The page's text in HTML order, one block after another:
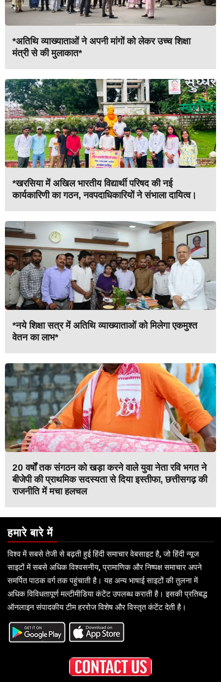
*अतिथि व्याख्याताओं ने अपनी मांगों को लेकर उच्च शिक्षा
मंत्री से की मुलाकात*
*खरसिया में अखिल भारतीय विद्यार्थी परिषद की नई
कार्यकारिणी का गठन, नवपदाधिकारियों ने संभाला दायित्व।
*नये शिक्षा सत्र में अतिथि व्याख्याताओं को मिलेगा एकमुश्त
वेतन का लाभ*
20 वर्षों तक संगठन को खड़ा करने वाले युवा नेता रवि भगत ने
बीजेपी की प्राथमिक सदस्यता से दिया इस्तीफा, छत्तीसगढ़ की
राजनीति में मचा हलचल
हमारे बारे में
विश्व में सबसे तेजी से बढ़ती हुई हिंदी समाचार वेबसाइट है, जो हिंदी न्यूज
साइटों में सबसे अधिक विश्वसनीय, प्रामाणिक और निष्पक्ष समाचार अपने
समर्पित पाठक वर्ग तक पहुंचाती है। यह अन्य भाषाई साइटों की तुलना में
अधिक विविधतापूर्ण मल्टीमीडिया कंटेंट उपलब्ध कराती है। इसकी प्रतिबद्ध
ऑनलाइन संपादकीय टीम हररोज विशेष और विस्तृत कंटेंट देती है।